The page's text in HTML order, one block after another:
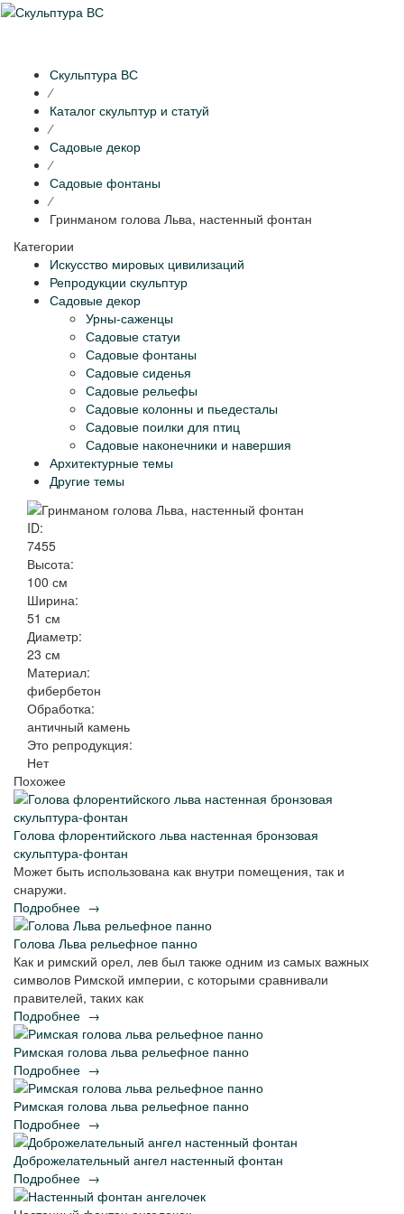
Скульптура ВС
⁄
Каталог скульптур и статуй
⁄
Садовые декор
⁄
Садовые фонтаны
⁄
Гринманом голова Льва, настенный фонтан
Категории
Искусство мировых цивилизаций
Репродукции скульптур
Садовые декор
Урны-саженцы
Садовые статуи
Садовые фонтаны
Садовые сиденья
Садовые рельефы
Садовые колонны и пьедесталы
Садовые поилки для птиц
Садовые наконечники и навершия
Архитектурные темы
Другие темы
ID:
7455
Высота:
100 см
Ширина:
51 см
Диаметр:
23 см
Материал:
фибербетон
Обработка:
античный камень
Это репродукция:
Нет
Похожее
Голова флорентийского льва настенная бронзовая
скульптура-фонтан
Может быть использована как внутри помещения, так и
снаружи.
Подробнее →
Голова Льва рельефное панно
Как и римский орел, лев был также одним из самых важных
символов Римской империи, с которыми сравнивали
правителей, таких как
Подробнее →
Римская голова льва рельефное панно
Подробнее →
Римская голова льва рельефное панно
Подробнее →
Доброжелательный ангел настенный фонтан
Подробнее →